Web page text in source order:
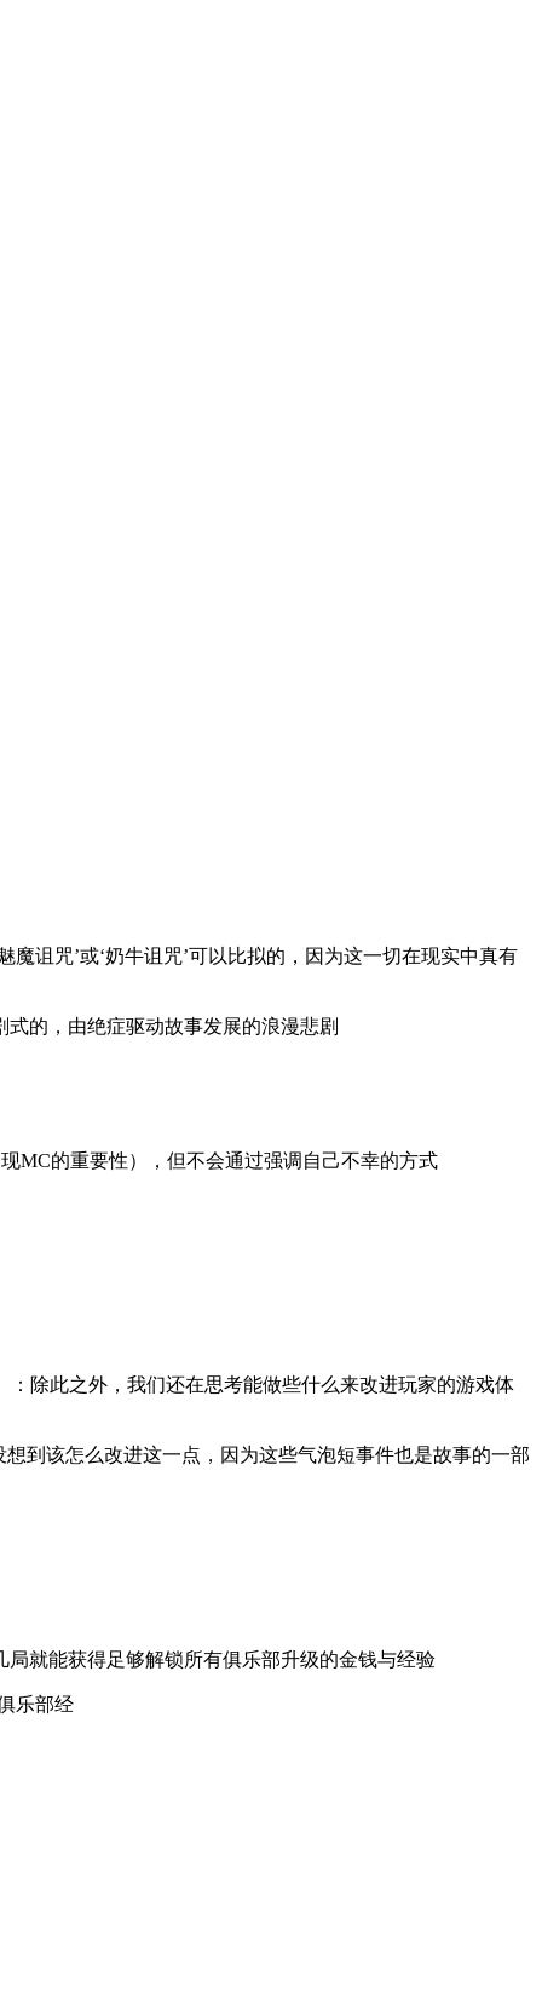
诅咒’或‘奶牛诅咒’可以比拟的，因为这一切在现实中真有
的，由绝症驱动故事发展的浪漫悲剧
MC的重要性），但不会通过强调自己不幸的方式
除此之外，我们还在思考能做些什么来改进玩家的游戏体
到该怎么改进这一点，因为这些气泡短事件也是故事的一部
就能获得足够解锁所有俱乐部升级的金钱与经验
乐部经